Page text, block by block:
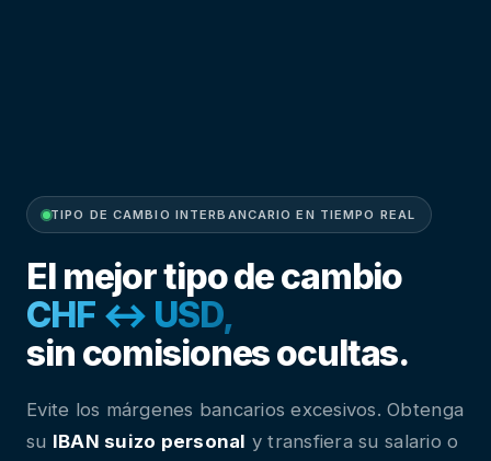
TIPO DE CAMBIO INTERBANCARIO EN TIEMPO REAL
El mejor tipo de cambio
CHF ↔ GBP,
sin comisiones ocultas.
Evite los márgenes bancarios excesivos. Obtenga
su IBAN suizo personal y transfiera su salario o